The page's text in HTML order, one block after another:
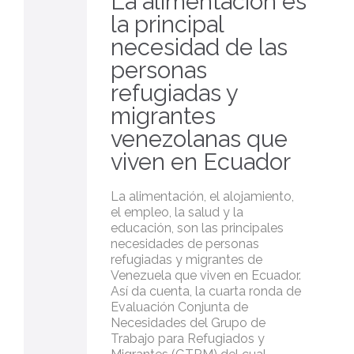
la principal
necesidad de las
personas
refugiadas y
migrantes
venezolanas que
viven en Ecuador
La alimentación, el alojamiento,
el empleo, la salud y la
educación, son las principales
necesidades de personas
refugiadas y migrantes de
Venezuela que viven en Ecuador.
Así da cuenta, la cuarta ronda de
Evaluación Conjunta de
Necesidades del Grupo de
Trabajo para Refugiados y